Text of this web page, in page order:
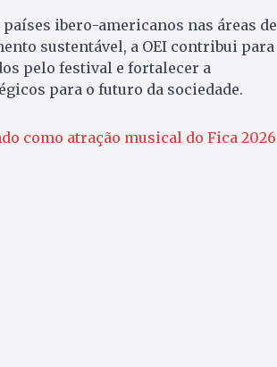
ibero-americanos nas áreas de
sustentável, a OEI contribui para
pelo festival e fortalecer a
para o futuro da sociedade.
como atração musical do Fica 2026